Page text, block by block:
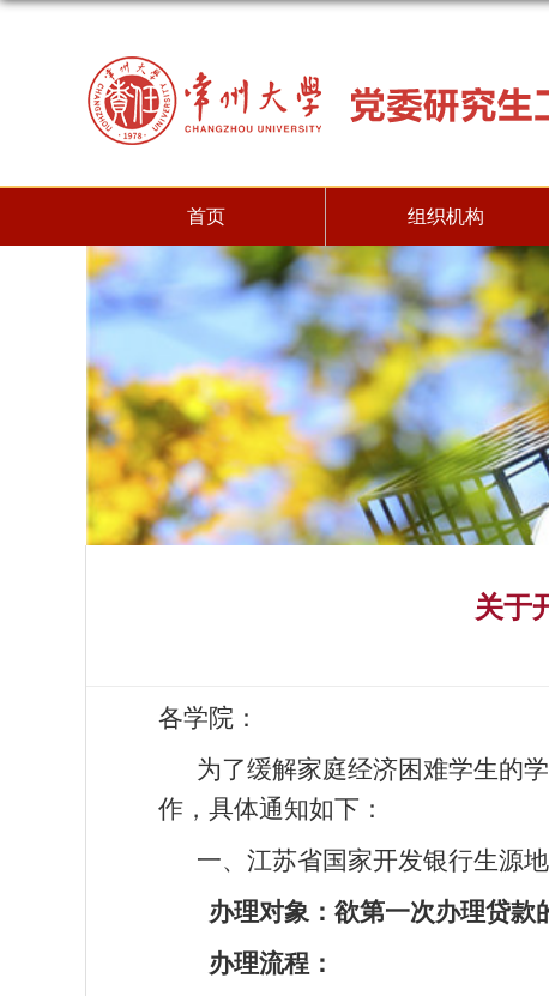
首页 组织机构
关于
各学院：
为了缓解家庭经济困难学生的
作，具体通知如下：
一、江苏省国家开发银行生源
办理对象：欲第一次办理贷
办理流程：